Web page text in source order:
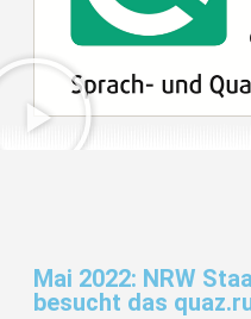
Mai 2022: NRW
besucht das